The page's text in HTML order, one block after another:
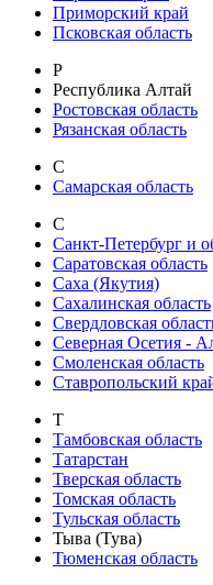
Приморский край
Псковская область
Р
Республика Алтай
Ростовская область
Рязанская область
С
Самарская область
С
Санкт-Петербург и
Саратовская область
Саха (Якутия)
Сахалинская область
Свердловская
Северная Осетия -
Смоленская область
Ставропольский
Т
Тамбовская область
Татарстан
Тверская область
Томская область
Тульская область
Тыва (Тува)
Тюменская область